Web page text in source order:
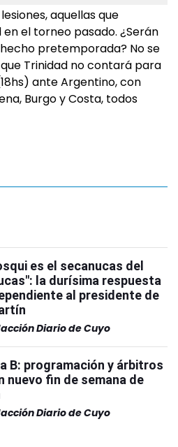
aquellas que
el torneo pasado. ¿Serán
pretemporada? No se
Trinidad no contará para
ante Argentino, con
Burgo y Costa, todos
es el secanucas del
la durísima respuesta
al presidente de
Diario de Cuyo
B: programación y árbitros
nuevo fin de semana de
Diario de Cuyo